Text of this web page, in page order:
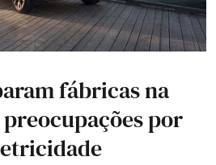
fábricas na
por